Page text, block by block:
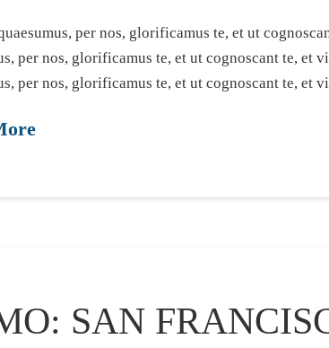
per nos, glorificamus te, et ut
per nos, glorificamus te, et ut cognoscant te, et
per nos, glorificamus te, et ut cognoscant te, et
SAN